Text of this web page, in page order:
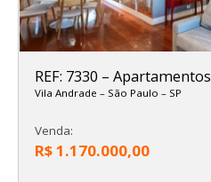
REF: 7330 – Apartamentos
Vila Andrade – São Paulo – SP
Venda:
R$ 1.170.000,00